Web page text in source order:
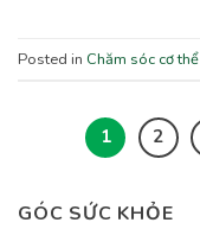
GÓC SỨC KHỎE
Posted in Chăm sóc cơ thể
1 2